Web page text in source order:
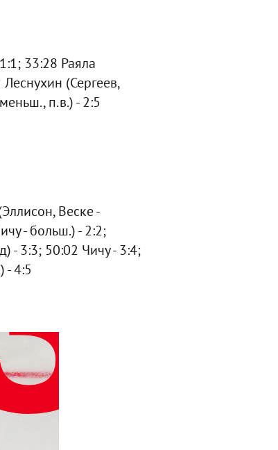
33:28 Раяла
(Сергеев,
п.в.) - 2:5
Веске -
- больш.) - 2:2;
- 3:3; 50:02 Чичу - 3:4;
- 4:5